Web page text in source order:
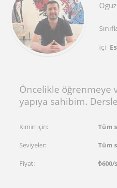
içi
Öncelikle öğrenmeye
yapıya sahibim.
Kimin için: Tüm
Seviyeler: Tüm
Fiyat: ₺600/